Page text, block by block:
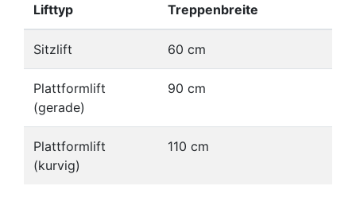
Lifttyp
Treppenbreite
Sitzlift 60 cm
Plattformlift
(gerade)
90 cm
Plattformlift
(kurvig)
110 cm